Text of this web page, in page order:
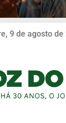
9 de agosto de